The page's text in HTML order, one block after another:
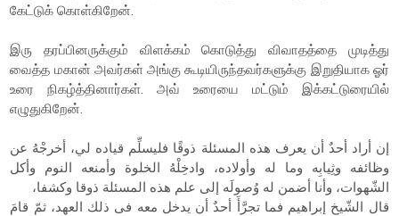
கேட்டுக் கொள்கிறேன்.
இரு தரப்பினருக்கும் விளக்கம் கொடுத்து விவாதத்தை முடித்து
வைத்த மகான் அவர்கள் அங்கு கூடியிருந்தவர்களுக்கு இறுதியாக ஓர்
உரை நிகழ்த்தினார்கள். அவ் உரையை மட்டும் இக்கட்டுரையில்
எழுதுகிறேன்.
إن أراد أحدٌ أن يعرف هذه المسئلة ذوقًا فليسلِّم قياده لي، أخرجْهُ عن
وظائفه وثِيابِه وما له وأولاده، وادخِلْهُ الخلوة وأمنعه النوم وأكل
الشّهوات، وأنا أضمن له وُصولَه إلى علم هذه المسئلة ذوقا وكشفا،
قال الشّيخ إبراهيم فما تجرَّأَ أحدٌ أن يدخل معه فى ذلك العهد، ثمّ قامَ